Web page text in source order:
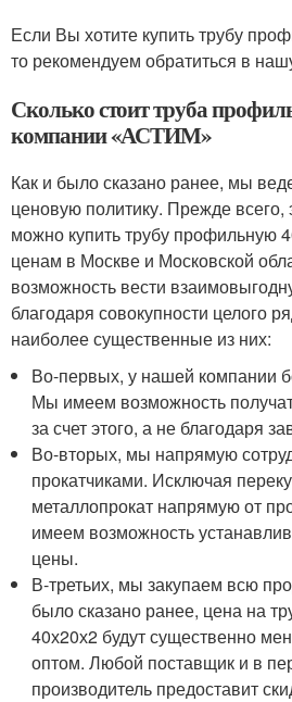
Если Вы хотите купить трубу
то рекомендуем обратиться в
Сколько стоит труба
компании «АСТИМ»
Как и было сказано ранее, мы
ценовую политику. Прежде всего,
можно купить трубу профильную
ценам в Москве и Московской
возможность вести
благодаря совокупности целого
наиболее существенные из них:
Во-первых, у нашей компании
Мы имеем возможность
за счет этого, а не благодаря
Во-вторых, мы напрямую
прокатчиками. Исключая
металлопрокат напрямую от
имеем возможность
цены.
В-третьих, мы закупаем всю
было сказано ранее, цена на
40х20х2 будут существенно
оптом. Любой поставщик и в
производитель предоставит